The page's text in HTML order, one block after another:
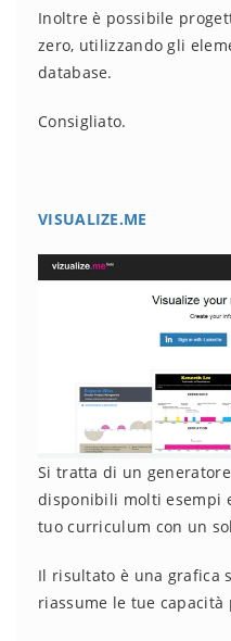
Inoltre è possibile
zero, utilizzando gli
database.
Consigliato.
VISUALIZE.ME
Si tratta di un
disponibili molti esempi
tuo curriculum con un
Il risultato è una grafica
riassume le tue capacità